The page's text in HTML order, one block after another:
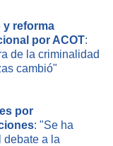
de edificios.
los últimos años,
como comerciales. Se
metro.
y reforma
por ACOT:
de la criminalidad
cambió"
por
: "Se ha
debate a la